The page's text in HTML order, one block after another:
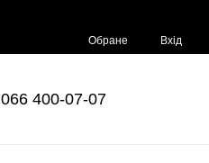
Обране Вхід
066 400-07-07